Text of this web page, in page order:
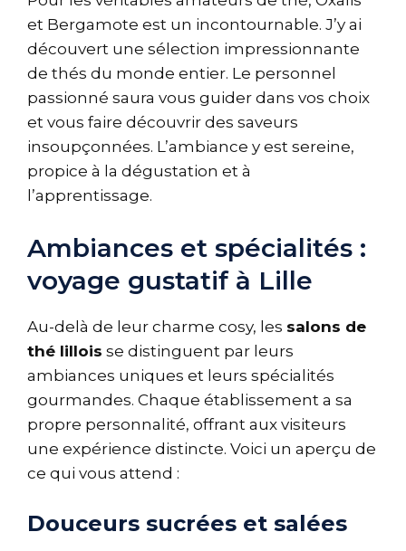
et Bergamote est un incontournable. J’y ai
découvert une sélection impressionnante
de thés du monde entier. Le personnel
passionné saura vous guider dans vos choix
et vous faire découvrir des saveurs
insoupçonnées. L’ambiance y est sereine,
propice à la dégustation et à
l’apprentissage.
Ambiances et spécialités :
voyage gustatif à Lille
Au-delà de leur charme cosy, les salons de
thé lillois se distinguent par leurs
ambiances uniques et leurs spécialités
gourmandes. Chaque établissement a sa
propre personnalité, offrant aux visiteurs
une expérience distincte. Voici un aperçu de
ce qui vous attend :
Douceurs sucrées et salées